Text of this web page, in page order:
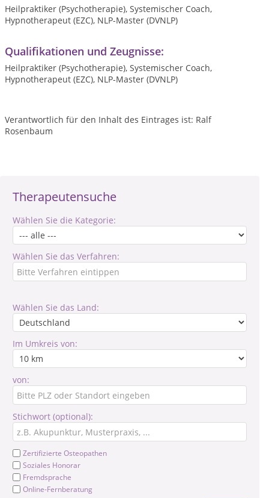
Therapeutensuche
Wählen Sie die Kategorie:
Wählen Sie das Verfahren:
Wählen Sie das Land:
Im Umkreis von:
von:
Stichwort (optional):
Zertifizierte Osteopathen
Soziales Honorar
Fremdsprache
Online-Fernberatung
Heilpraktiker (Psychotherapie), Systemischer Coach,
Hypnotherapeut (EZC), NLP-Master (DVNLP)
Qualifikationen und Zeugnisse:
Heilpraktiker (Psychotherapie), Systemischer Coach,
Hypnotherapeut (EZC), NLP-Master (DVNLP)
Verantwortlich für den Inhalt des Eintrages ist: Ralf
Rosenbaum